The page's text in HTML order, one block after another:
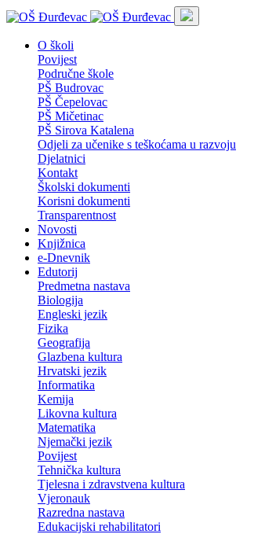
O školi
Povijest
Područne škole
PŠ Budrovac
PŠ Čepelovac
PŠ Mičetinac
PŠ Sirova Katalena
Odjeli za učenike s teškoćama u razvoju
Djelatnici
Kontakt
Školski dokumenti
Korisni dokumenti
Transparentnost
Novosti
Knjižnica
e-Dnevnik
Edutorij
Predmetna nastava
Biologija
Engleski jezik
Fizika
Geografija
Glazbena kultura
Hrvatski jezik
Informatika
Kemija
Likovna kultura
Matematika
Njemački jezik
Povijest
Tehnička kultura
Tjelesna i zdravstvena kultura
Vjeronauk
Razredna nastava
Edukacijski rehabilitatori